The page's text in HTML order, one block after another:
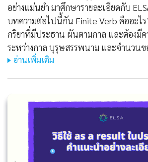
อย่างแม่นยำ มาศึกษารายละเอียดกับ
บทความต่อไปนี้กัน Finite Verb คืออะไ
กริยาที่มีประธาน ผันตามกาล และต้องมี
ระหว่างกาล บุรุษสรรพนาม และจำนวน
อ่านเพิ่มเติม